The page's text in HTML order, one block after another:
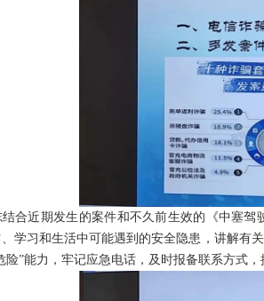
合近期发生的案件和不久前生效的《中塞
学习和生活中可能遇到的安全隐患，讲解有
险”能力，牢记应急电话，及时报备联系方式